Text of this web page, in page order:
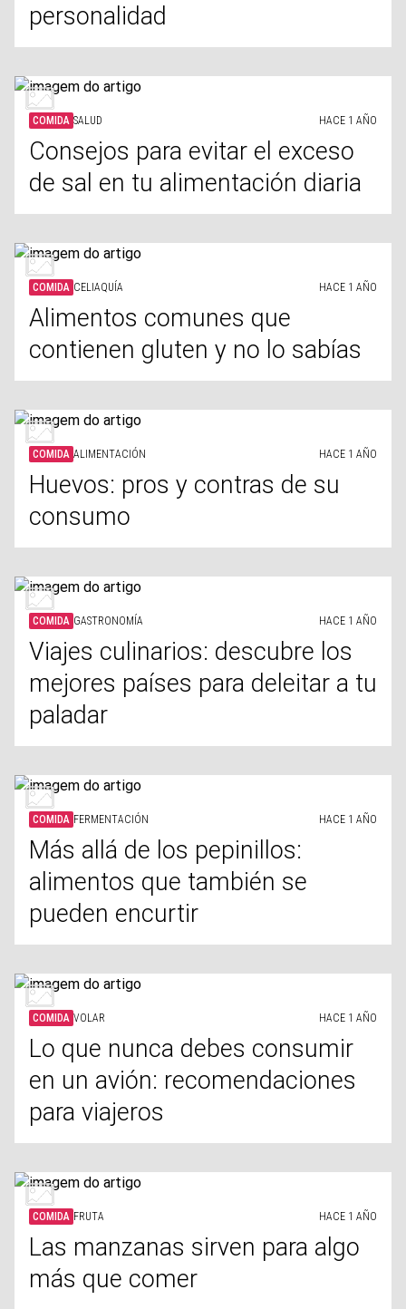
personalidad
COMIDA SALUD HACE 1 AÑO
Consejos para evitar el exceso
de sal en tu alimentación diaria
COMIDA CELIAQUÍA HACE 1 AÑO
Alimentos comunes que
contienen gluten y no lo sabías
COMIDA ALIMENTACIÓN HACE 1 AÑO
Huevos: pros y contras de su
consumo
COMIDA GASTRONOMÍA HACE 1 AÑO
Viajes culinarios: descubre los
mejores países para deleitar a tu
paladar
COMIDA FERMENTACIÓN HACE 1 AÑO
Más allá de los pepinillos:
alimentos que también se
pueden encurtir
COMIDA VOLAR HACE 1 AÑO
Lo que nunca debes consumir
en un avión: recomendaciones
para viajeros
COMIDA FRUTA HACE 1 AÑO
Las manzanas sirven para algo
más que comer